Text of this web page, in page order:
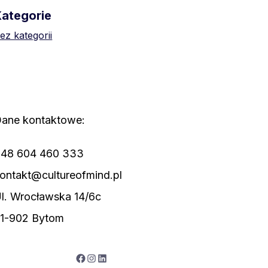
kategorii
kontaktowe:
604 460 333
Wrocławska 14/6c
902 Bytom